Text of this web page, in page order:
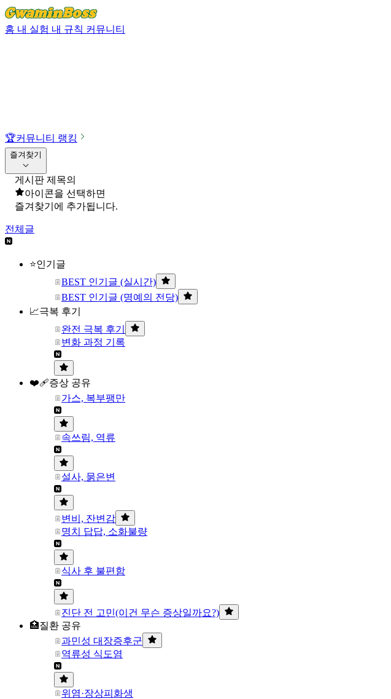
홈 내 실험 내 규칙 커뮤니티
🏆커뮤니티 랭킹
즐겨찾기
게시판 제목의
아이콘을 선택하면
즐겨찾기에 추가됩니다.
전체글
⭐인기글
BEST 인기글 (실시간)
BEST 인기글 (명예의 전당)
📈극복 후기
완전 극복 후기
변화 과정 기록
❤️‍🩹증상 공유
가스, 복부팽만
속쓰림, 역류
설사, 묽은변
변비, 잔변감
명치 답답, 소화불량
식사 후 불편함
진단 전 고민(이건 무슨 증상일까요?)
🏥질환 공유
과민성 대장증후군
역류성 식도염
위염·장상피화생